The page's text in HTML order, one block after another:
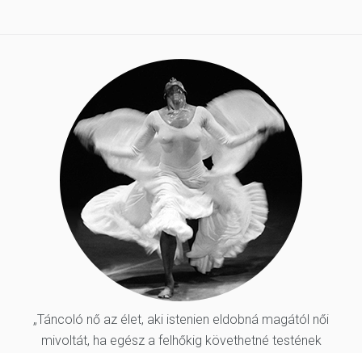
„Táncoló nő az élet, aki istenien eldobná magától női
mivoltát, ha egész a felhőkig követhetné testének